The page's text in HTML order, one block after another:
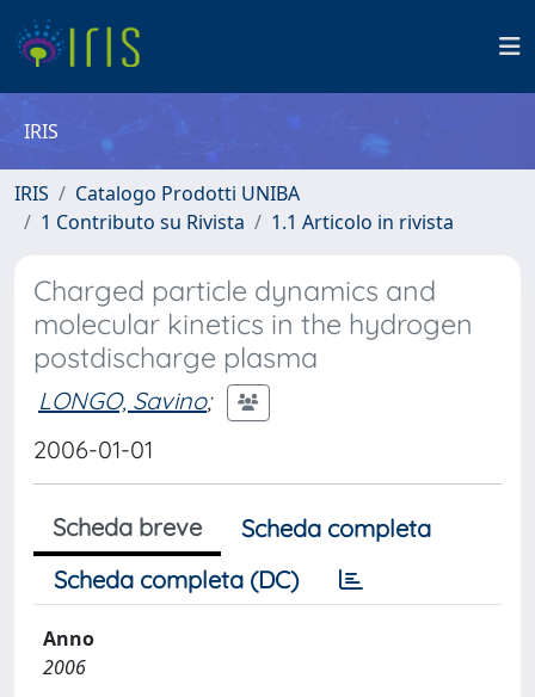
IRIS
IRIS
Catalogo Prodotti UNIBA
1 Contributo su Rivista
1.1 Articolo in rivista
Charged particle dynamics and
molecular kinetics in the hydrogen
postdischarge plasma
LONGO, Savino;
2006-01-01
Scheda breve
Scheda completa
Scheda completa (DC)
Anno
2006